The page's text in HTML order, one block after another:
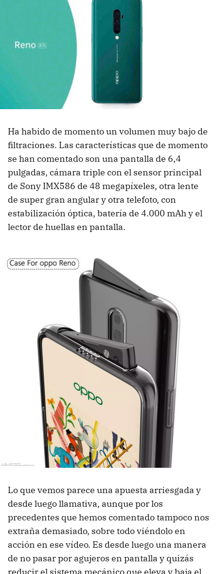
Ha habido de momento un volumen muy bajo de
filtraciones. Las características que de momento
se han comentado son una pantalla de 6,4
pulgadas, cámara triple con el sensor principal
de Sony IMX586 de 48 megapíxeles, otra lente
de super gran angular y otra telefoto, con
estabilización óptica, batería de 4.000 mAh y el
lector de huellas en pantalla.
Lo que vemos parece una apuesta arriesgada y
desde luego llamativa, aunque por los
precedentes que hemos comentado tampoco nos
extraña demasiado, sobre todo viéndolo en
acción en ese vídeo. Es desde luego una manera
de no pasar por agujeros en pantalla y quizás
reducir el sistema mecánico que eleva y baja el